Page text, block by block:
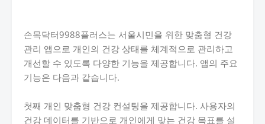
손목닥터9988플러스는 서울시민을 위한 맞춤형 건강
관리 앱으로 개인의 건강 상태를 체계적으로 관리하고
개선할 수 있도록 다양한 기능을 제공합니다. 앱의 주요
기능은 다음과 같습니다.
첫째 개인 맞춤형 건강 컨설팅을 제공합니다. 사용자의
건강 데이터를 기반으로 개인에게 맞는 건강 목표를 설